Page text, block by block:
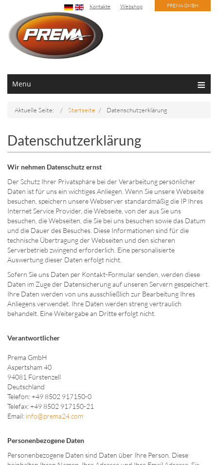
PREMA GMBH
Kontakte Webshop
Menu
Aktuelle Seite: Startseite Datenschutzerklärung
Datenschutzerklärung
Wir nehmen Datenschutz ernst
Der Schutz Ihrer Privatsphäre bei der Verarbeitung persönlicher
Daten ist für uns ein wichtiges Anliegen. Wenn Sie unsere Webseite
besuchen, speichern unsere Webserver standardmäßig die IP Ihres
Internet Service Provider, die Webseite, von der aus Sie uns
besuchen, die Webseiten, die Sie bei uns besuchen sowie das Datum
und die Dauer des Besuches. Diese Informationen sind für die
technische Übertragung der Webseiten und den sicheren
Serverbetrieb zwingend erforderlich. Eine personalisierte
Auswertung dieser Daten erfolgt nicht.
Sofern Sie uns Daten per Kontakt-Formular senden, werden diese
Daten im Zuge der Datensicherung auf unseren Servern gespeichert.
Ihre Daten werden von uns ausschließlich zur Bearbeitung Ihres
Anliegens verwendet. Ihre Daten werden streng vertraulich
behandelt. Eine Weitergabe an Dritte erfolgt nicht.
Verantwortlicher
Prema GmbH
Aspertsham 40
94081 Fürstenzell
Deutschland
Telefon: +49 8502 917150-0
Telefax: +49 8502 917150-21
Email: info@prema24.com
Personenbezogene Daten
Personenbezogene Daten sind Daten über Ihre Person. Diese